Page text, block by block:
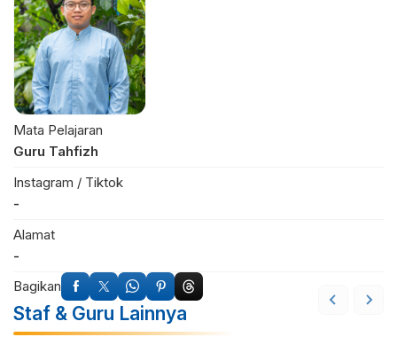
Mata Pelajaran
Guru Tahfizh
Instagram / Tiktok
-
Alamat
-
Bagikan
Staf & Guru Lainnya